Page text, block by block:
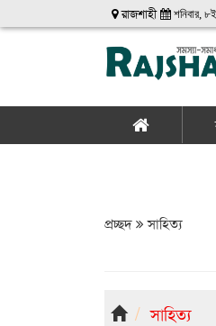
রাজশাহী শনিবার,
প্রচ্ছদ সাহিত্য
সাহিত্য